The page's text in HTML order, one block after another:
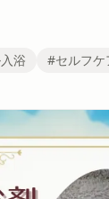
浴 #セルフケ